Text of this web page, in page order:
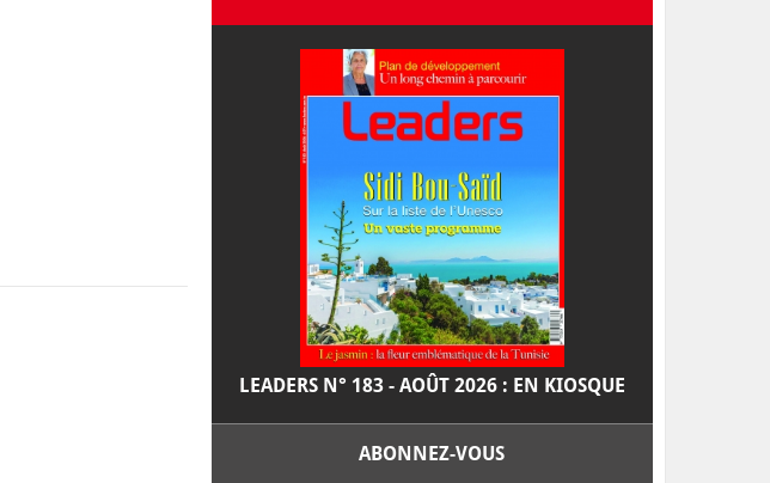
LEADERS N° 183 - AOÛT 2026 : EN KIOSQUE
ABONNEZ-VOUS